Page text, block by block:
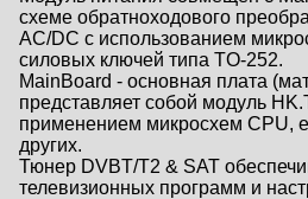
схеме обратноходового
AC/DC c использованием
силовых ключей типа TO-252.
MainBoard - основная плата
представляет собой модуль
применением микросхем CPU,
других.
Тюнер DVBT/T2 & SAT
телевизионных программ и